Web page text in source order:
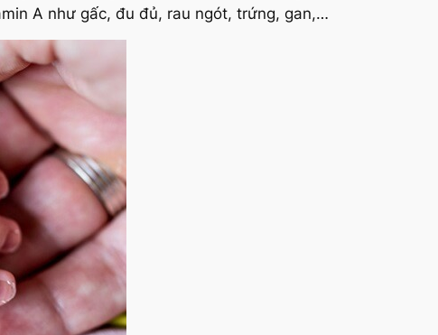
A như gấc, đu đủ, rau ngót, trứng, gan,…